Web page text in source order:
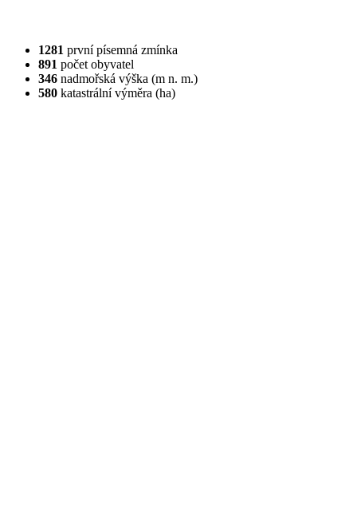
1281 první písemná zmínka
891 počet obyvatel
346 nadmořská výška (m n. m.)
580 katastrální výměra (ha)